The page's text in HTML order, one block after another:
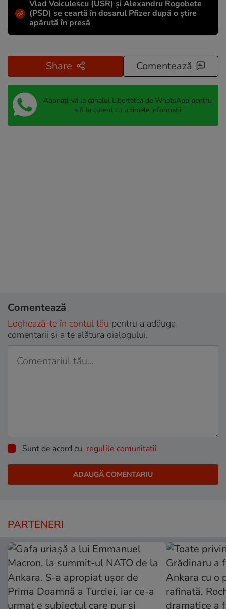
Vlad Voiculescu (USR) și Alexandru Rogobete
(PSD) se ceartă în dosarul Pfizer după o știre
apărută în presă
Share Comentează
Abonați-vă la canalul Libertatea de WhatsApp pentru
a fi la curent cu ultimele informații
Comentează
Loghează-te în contul tău pentru a adăuga
comentarii și a te alătura dialogului.
Sunt de acord cu regulile comunitatii
PARTENERI